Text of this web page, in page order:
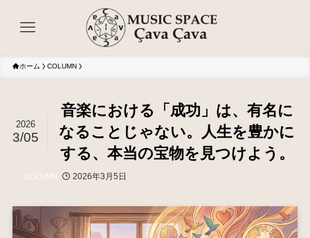
ホーム COLUMN
音楽における「成功」は、有名に
なることじゃない。人生を豊かに
する、本当の宝物を見つけよう。
2026
3/05
COLUMN 2026年3月5日